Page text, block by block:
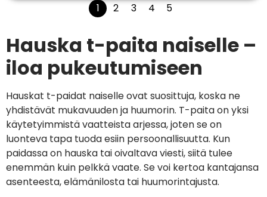
1 2 3 4 5
Hauska t-paita naiselle –
iloa pukeutumiseen
Hauskat t-paidat naiselle ovat suosittuja, koska ne
yhdistävät mukavuuden ja huumorin. T-paita on yksi
käytetyimmistä vaatteista arjessa, joten se on
luonteva tapa tuoda esiin persoonallisuutta. Kun
paidassa on hauska tai oivaltava viesti, siitä tulee
enemmän kuin pelkkä vaate. Se voi kertoa kantajansa
asenteesta, elämänilosta tai huumorintajusta.